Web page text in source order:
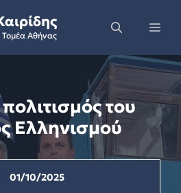
Τομέα Αθήνας
του
Ελληνισμού
01/10/2025